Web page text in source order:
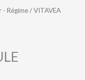
- Régime/ VITAVEA